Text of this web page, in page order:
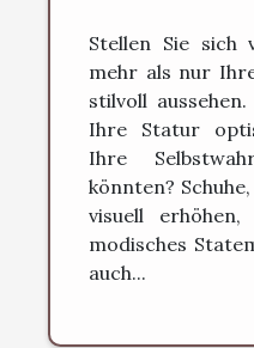
erhöhen
Stellen Sie sich
mehr als nur
stilvoll
Ihre Statur
Ihre
könnten?
visuell
modisches
auch...